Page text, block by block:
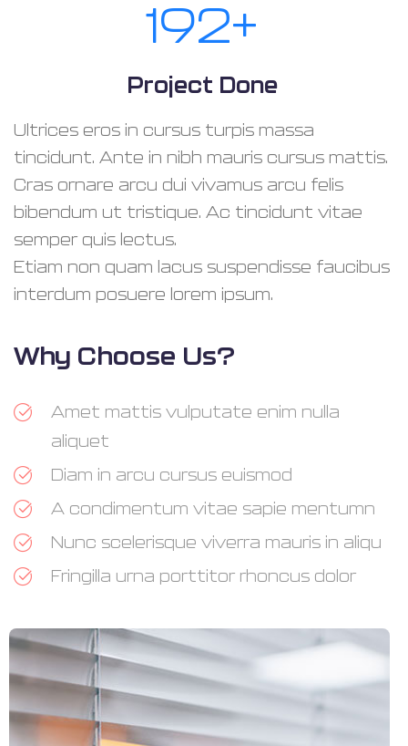
230+
Project Done
Ultrices eros in cursus turpis massa
tincidunt. Ante in nibh mauris cursus mattis.
Cras ornare arcu dui vivamus arcu felis
bibendum ut tristique. Ac tincidunt vitae
semper quis lectus.
Etiam non quam lacus suspendisse faucibus
interdum posuere lorem ipsum.
Why Choose Us?
Amet mattis vulputate enim nulla
aliquet
Diam in arcu cursus euismod
A condimentum vitae sapie mentumn
Nunc scelerisque viverra mauris in aliqu
Fringilla urna porttitor rhoncus dolor